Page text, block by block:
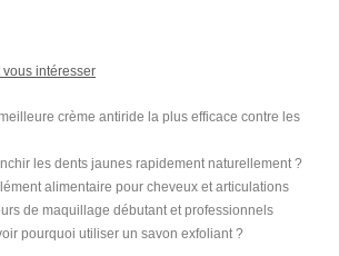
intéresser
crème antiride la plus efficace contre les
les dents jaunes rapidement naturellement ?
alimentaire pour cheveux et articulations
de maquillage débutant et professionnels
pourquoi utiliser un savon exfoliant ?